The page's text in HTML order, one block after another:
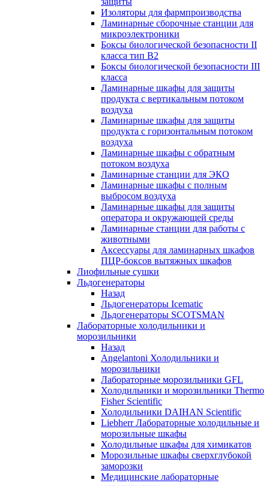
Изоляторы для фармпроизводства
Ламинарные сборочные станции для
микроэлектроники
Боксы биологической безопасности II
класса тип B2
Боксы биологической безопасности III
класса
Ламинарные шкафы для защиты
продукта с вертикальным потоком
воздуха
Ламинарные шкафы для защиты
продукта с горизонтальным потоком
воздуха
Ламинарные шкафы с обратным
потоком воздуха
Ламинарные станции для ЭКО
Ламинарные шкафы с полным
выбросом воздуха
Ламинарные шкафы для защиты
оператора и окружающей среды
Ламинарные станции для работы с
животными
Аксессуары для ламинарных шкафов
ПЦР-боксов вытяжных шкафов
Лиофильные сушки
Льдогенераторы
Назад
Льдогенераторы Icematic
Льдогенераторы SCOTSMAN
Лабораторные холодильники и
морозильники
Назад
Angelantoni Холодильники и
морозильники
Лабораторные морозильники GFL
Холодильники и морозильники Thermo
Fisher Scientific
Холодильники DAIHAN Scientific
Liebherr Лабораторные холодильные и
морозильные шкафы
Холодильные шкафы для химикатов
Морозильные шкафы сверхглубокой
заморозки
Медицинские лабораторные